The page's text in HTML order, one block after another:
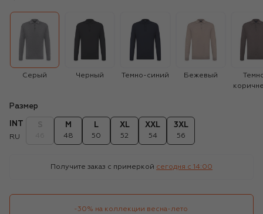
Серый Черный Темно-синий Бежевый
Размер
INT
RU
M
48
L
50
XL
52
XXL
54
3XL
56
Получите заказ с примеркой сегодня c 14:00
-30% на коллекции весна-лето